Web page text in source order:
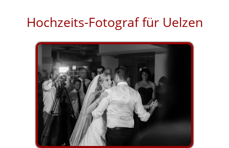
Hochzeits-Fotograf für Uelzen